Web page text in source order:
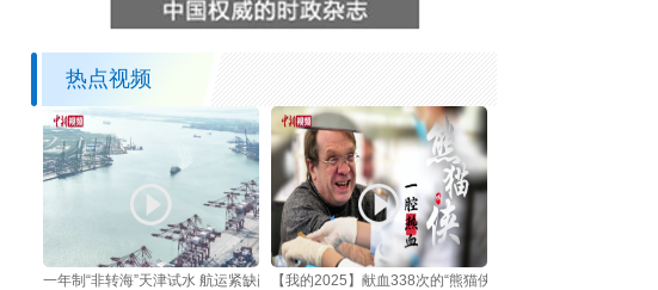
热点视频
一年制“非转海”天津试水 航运紧缺岗位添“快通道”【我的2025】献血338次的“熊猫侠”荣休：盼热血“英雄联盟”